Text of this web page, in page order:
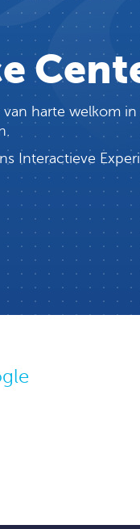
harte welkom
Interactieve